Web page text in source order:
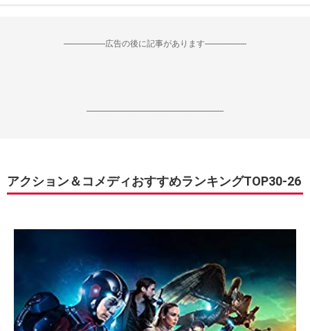
--------------------広告の後に記事があります--------------------
------------------------------------------------------------------
アクション＆コメディおすすめランキングTOP30-26